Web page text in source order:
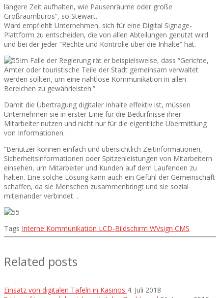
längere Zeit aufhalten, wie Pausenräume oder große
Großraumbüros”, so Stewart.
Ward empfiehlt Unternehmen, sich für eine Digital Signage-
Plattform zu entscheiden, die von allen Abteilungen genutzt wird
und bei der jeder “Rechte und Kontrolle über die Inhalte” hat.
Im Falle der Regierung rät er beispielsweise, dass “Gerichte,
Ämter oder touristische Teile der Stadt gemeinsam verwaltet
werden sollten, um eine nahtlose Kommunikation in allen
Bereichen zu gewährleisten.”
Damit die Übertragung digitaler Inhalte effektiv ist, müssen
Unternehmen sie in erster Linie für die Bedürfnisse ihrer
Mitarbeiter nutzen und nicht nur für die eigentliche Übermittlung
von Informationen.
“Benutzer können einfach und übersichtlich Zeitinformationen,
Sicherheitsinformationen oder Spitzenleistungen von Mitarbeitern
einsehen, um Mitarbeiter und Kunden auf dem Laufenden zu
halten. Eine solche Lösung kann auch ein Gefühl der Gemeinschaft
schaffen, da sie Menschen zusammenbringt und sie sozial
miteinander verbindet. .
Tags Interne Kommunikation LCD-Bildschirm WVsign CMS
Related posts
Einsatz von digitalen Tafeln in Kasinos 4. Juli 2018